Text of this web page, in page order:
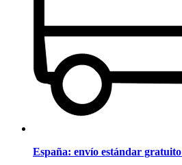
España: envío estándar gratuito